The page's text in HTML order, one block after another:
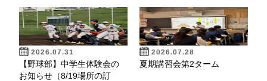
2026.07.31
【野球部】中学生体験会の
お知らせ（8/19場所の訂
2026.07.28
夏期講習会第2ターム